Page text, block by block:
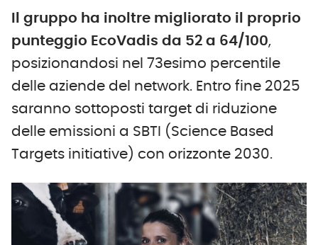
Il gruppo ha inoltre migliorato il proprio
punteggio EcoVadis da 52 a 64/100,
posizionandosi nel 73esimo percentile
delle aziende del network. Entro fine 2025
saranno sottoposti target di riduzione
delle emissioni a SBTI (Science Based
Targets initiative) con orizzonte 2030.